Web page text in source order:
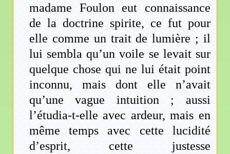
madame Foulon eut connaissance
de la doctrine spirite, ce fut pour
elle comme un trait de lumière ; il
lui sembla qu’un voile se levait sur
quelque chose qui ne lui était point
inconnu, mais dont elle n’avait
qu’une vague intuition ; aussi
l’étudia-t-elle avec ardeur, mais en
même temps avec cette lucidité
d’esprit, cette justesse